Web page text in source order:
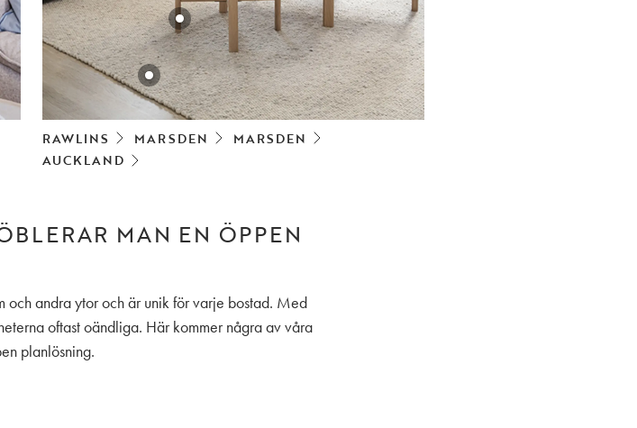
RAWLINS MARSDEN
MARSDEN
AUCKLAND
MAN EN ÖPPEN
och andra ytor och är unik för varje bostad. Med
oftast oändliga. Här kommer några av våra
planlösning.